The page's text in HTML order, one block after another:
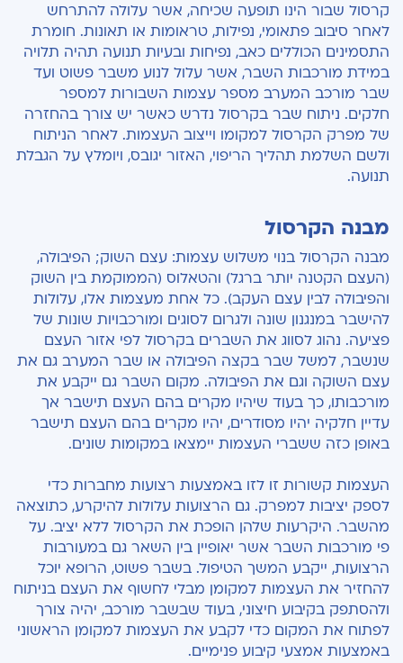
שלבי החלמה לאחר ניתוח שבר בקרסול
איך נדע שהניתוח עבר בהצלחה?
שיקום לאחר ניתוח שבר בקרסול
קרסול שבור הינו תופעה שכיחה, אשר עלולה להתרחש
לאחר סיבוב פתאומי, נפילות, טראומות או תאונות. חומרת
התסמינים הכוללים כאב, נפיחות ובעיות תנועה תהיה תלויה
במידת מורכבות השבר, אשר עלול לנוע משבר פשוט ועד
שבר מורכב המערב מספר עצמות השבורות למספר
חלקים. ניתוח שבר בקרסול נדרש כאשר יש צורך בהחזרה
של מפרק הקרסול למקומו וייצוב העצמות. לאחר הניתוח
ולשם השלמת תהליך הריפוי, האזור יגובס, ויומלץ על הגבלת
תנועה.
מבנה הקרסול
מבנה הקרסול בנוי משלוש עצמות: עצם השוק; הפיבולה,
(העצם הקטנה יותר ברגל) והטאלוס (הממוקמת בין השוק
והפיבולה לבין עצם העקב). כל אחת מעצמות אלו, עלולות
להישבר במנגנון שונה ולגרום לסוגים ומורכבויות שונות של
פציעה. נהוג לסווג את השברים בקרסול לפי אזור העצם
שנשבר, למשל שבר בקצה הפיבולה או שבר המערב גם את
עצם השוקה וגם את הפיבולה. מקום השבר גם ייקבע את
מורכבותו, כך בעוד שיהיו מקרים בהם העצם תישבר אך
עדיין חלקיה יהיו מסודרים, יהיו מקרים בהם העצם תישבר
באופן כזה ששברי העצמות יימצאו במקומות שונים.
העצמות קשורות זו לזו באמצעות רצועות מחברות כדי
לספק יציבות למפרק. גם הרצועות עלולות להיקרע, כתוצאה
מהשבר. היקרעות שלהן הופכת את הקרסול ללא יציב. על
פי מורכבות השבר אשר יאופיין בין השאר גם במעורבות
הרצועות, ייקבע המשך הטיפול. בשבר פשוט, הרופא יוכל
להחזיר את העצמות למקומן מבלי לחשוף את העצם בניתוח
ולהסתפק בקיבוע חיצוני, בעוד שבשבר מורכב, יהיה צורך
לפתוח את המקום כדי לקבע את העצמות למקומן הראשוני
באמצעות אמצעי קיבוע פנימיים.